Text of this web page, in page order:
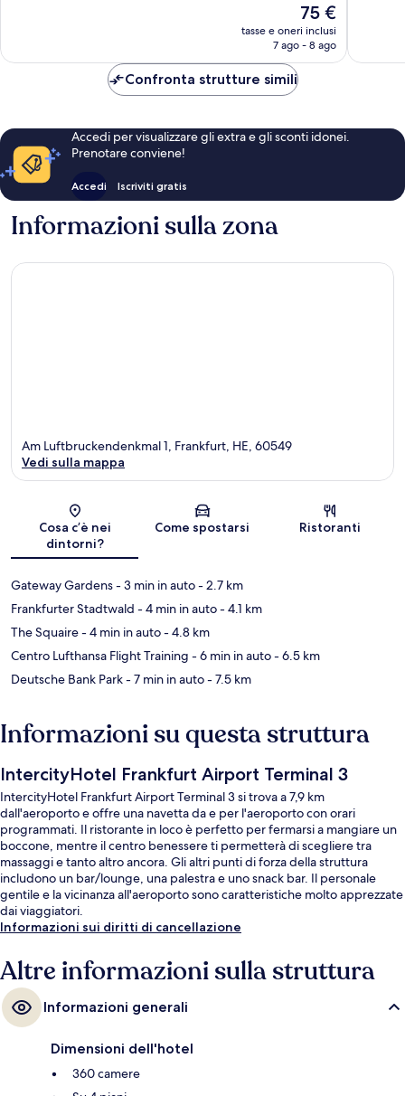
Il
prezzo
attuale
75 €
tasse e oneri inclusi
7 ago - 8 ago
Confronta strutture simili
Accedi per visualizzare gli extra e gli sconti idonei.
Prenotare conviene!
Accedi Iscriviti gratis
Informazioni sulla zona
Mappa
Am Luftbruckendenkmal 1, Frankfurt, HE, 60549
Vedi sulla mappa
Cosa c’è nei
dintorni?
Come spostarsi Ristoranti
Gateway Gardens- 3 min in auto- 2.7 km
Frankfurter Stadtwald - 4 min in auto- 4.1 km
The Squaire- 4 min in auto- 4.8 km
Centro Lufthansa Flight Training - 6 min in auto- 6.5 km
Deutsche Bank Park- 7 min in auto- 7.5 km
Informazioni su questa struttura
IntercityHotel Frankfurt Airport Terminal 3
IntercityHotel Frankfurt Airport Terminal 3 si trova a 7,9 km
dall'aeroporto e offre una navetta da e per l'aeroporto con orari
programmati. Il ristorante in loco è perfetto per fermarsi a mangiare un
boccone, mentre il centro benessere ti permetterà di scegliere tra
massaggi e tanto altro ancora. Gli altri punti di forza della struttura
includono un bar/lounge, una palestra e uno snack bar. Il personale
gentile e la vicinanza all'aeroporto sono caratteristiche molto apprezzate
dai viaggiatori.
Informazioni sui diritti di cancellazione
Altre informazioni sulla struttura
Informazioni generali
Dimensioni dell'hotel
360 camere